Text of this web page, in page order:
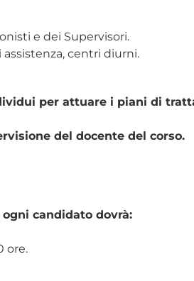
e dei Supervisori.
assistenza, centri diurni.
per attuare i piani di
del docente del corso.
candidato dovrà:
ore.